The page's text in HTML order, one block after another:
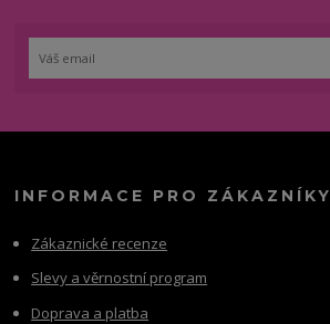
INFORMACE PRO ZÁKAZNÍKY
Zákaznické recenze
Slevy a věrnostní program
Doprava a platba